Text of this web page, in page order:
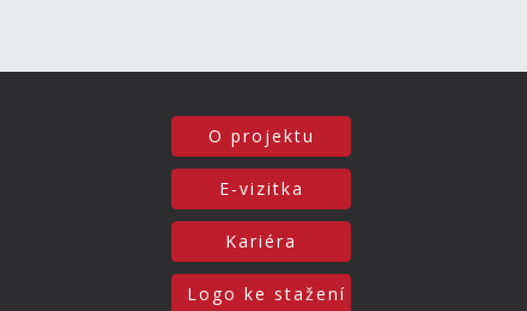
O projektu
E-vizitka
Kariéra
Logo ke stažení